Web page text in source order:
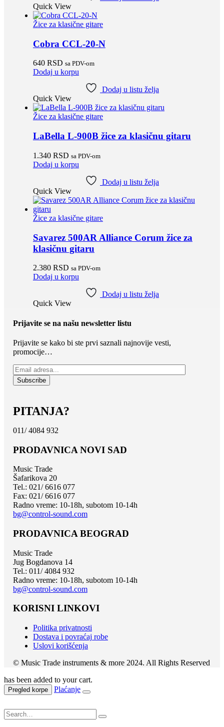
Quick View
Žice za klasične gitare
Cobra CCL-20-N
640 RSD sa PDV-om
Dodaj u korpu
Dodaj u listu želja
Quick View
Žice za klasične gitare
LaBella L-900B žice za klasičnu gitaru
1.340 RSD sa PDV-om
Dodaj u korpu
Dodaj u listu želja
Quick View
Žice za klasične gitare
Savarez 500AR Alliance Corum žice za
klasičnu gitaru
2.380 RSD sa PDV-om
Dodaj u korpu
Dodaj u listu želja
Quick View
Prijavite se na našu newsletter listu
Prijavite se kako bi ste prvi saznali najnovije vesti,
promocije…
PITANJA?
011/ 4084 932
PRODAVNICA NOVI SAD
Music Trade
Šafarikova 20
Tel.: 021/ 6616 077
Fax: 021/ 6616 077
Radno vreme: 10-18h, subotom 10-14h
bg@control-sound.com
PRODAVNICA BEOGRAD
Music Trade
Jug Bogdanova 14
Tel.: 011/ 4084 932
Radno vreme: 10-18h, subotom 10-14h
bg@control-sound.com
KORISNI LINKOVI
Politika privatnosti
Dostava i povraćaj robe
Uslovi korišćenja
© Music Trade instruments & more 2024. All Rights Reserved
has been added to your cart.
Pregled korpe Plaćanje